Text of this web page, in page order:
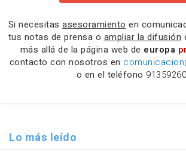
Si necesitas asesoramiento en
tus notas de prensa o ampliar la difusión
más allá de la página web de europa
contacto con nosotros en
o en el teléfono
Lo más leído